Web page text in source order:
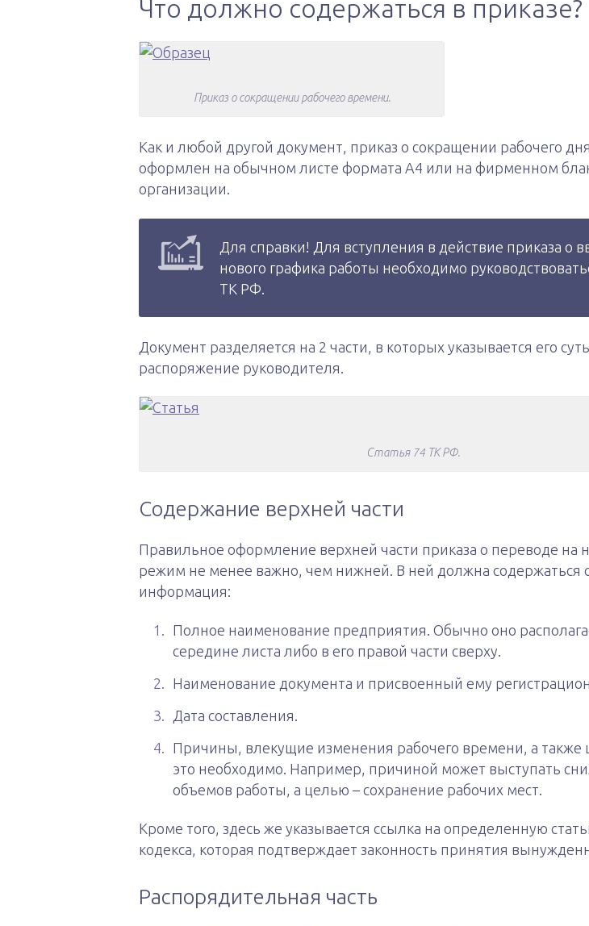
Что должно содержаться в приказе?
Приказ о сокращении рабочего времени.
Как и любой другой документ, приказ о сокращении рабочего
оформлен на обычном листе формата А4 или на фирменном
организации.
Для справки! Для вступления в действие приказа о
нового графика работы необходимо
ТК РФ.
Документ разделяется на 2 части, в которых указывается его
распоряжение руководителя.
Статья 74 ТК РФ.
Содержание верхней части
Правильное оформление верхней части приказа о переводе на
режим не менее важно, чем нижней. В ней должна содержаться
информация:
Полное наименование предприятия. Обычно оно
середине листа либо в его правой части сверху.
Наименование документа и присвоенный ему
Дата составления.
Причины, влекущие изменения рабочего времени, а также
это необходимо. Например, причиной может выступать
объемов работы, а целью – сохранение рабочих мест.
Кроме того, здесь же указывается ссылка на определенную
кодекса, которая подтверждает законность принятия
Распорядительная часть